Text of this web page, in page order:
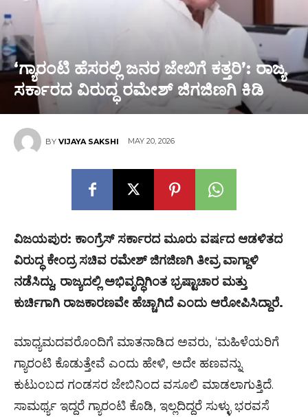
‘ಗ್ಯಾರಂಟಿ ಹೆಸರಲ್ಲಿ ಜನರ ಜೇಬಿಗೆ ಕತ್ತರಿ’: ರಾಜ್ಯ
ಸರ್ಕಾರದ ವಿರುದ್ಧ ರಮೇಶ್ ಜಿಗಜಿಣಗಿ ಕಿಡಿ
BY VIJAYA SAKSHI MAY 20, 2026
ವಿಜಯಪುರ: ಕಾಂಗ್ರೆಸ್ ಸರ್ಕಾರದ ಮೂರು ವರ್ಷದ ಆಡಳಿತದ
ವಿರುದ್ಧ ಕೇಂದ್ರ ಸಚಿವ ರಮೇಶ್ ಜಿಗಜಿಣಗಿ ತೀವ್ರ ವಾಗ್ದಾಳಿ
ನಡೆಸಿದ್ದು, ರಾಜ್ಯದಲ್ಲಿ ಅಭಿವೃದ್ಧಿಗಿಂತ ಭ್ರಷ್ಟಾಚಾರ ಮತ್ತು
ಕುರ್ಚಿಗಾಗಿ ರಾಜಕಾರಣವೇ ಹೆಚ್ಚಾಗಿದೆ ಎಂದು ಆರೋಪಿಸಿದ್ದಾರೆ.
ಮಾಧ್ಯಮದವರೊಂದಿಗೆ ಮಾತನಾಡಿದ ಅವರು, ‘ಮಹಿಳೆಯರಿಗೆ
ಗ್ಯಾರಂಟಿ ಕೊಡುತ್ತೇವೆ ಎಂದು ಹೇಳಿ, ಅದೇ ಹಣವನ್ನು
ಕುಟುಂಬದ ಗಂಡಸರ ಜೇಬಿನಿಂದ ವಸೂಲಿ ಮಾಡಲಾಗುತ್ತಿದೆ.
ಸಾಮರ್ಥ್ಯ ಇದ್ದರೆ ಗ್ಯಾರಂಟಿ ಕೊಡಿ, ಇಲ್ಲದಿದ್ದರೆ ಸುಳ್ಳು ಭರವಸೆ